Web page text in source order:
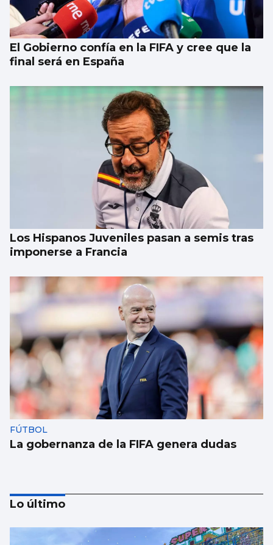
El Gobierno confía en la FIFA y cree que la
final será en España
Los Hispanos Juveniles pasan a semis tras
imponerse a Francia
FÚTBOL
La gobernanza de la FIFA genera dudas
Lo último